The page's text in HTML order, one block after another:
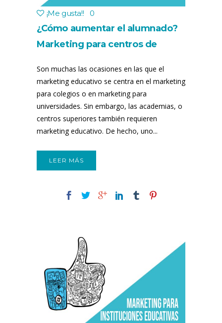
¡Me gusta!! 0
¿Cómo aumentar el alumnado?
Marketing para centros de
Son muchas las ocasiones en las que el
marketing educativo se centra en el marketing
para colegios o en marketing para
universidades. Sin embargo, las academias, o
centros superiores también requieren
marketing educativo. De hecho, uno...
LEER MÁS